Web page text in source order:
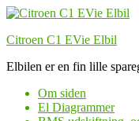
Videre
indhold
Citroen C1 EVie Elbil
Elbilen er en fin lille
Om siden
El Diagrammer